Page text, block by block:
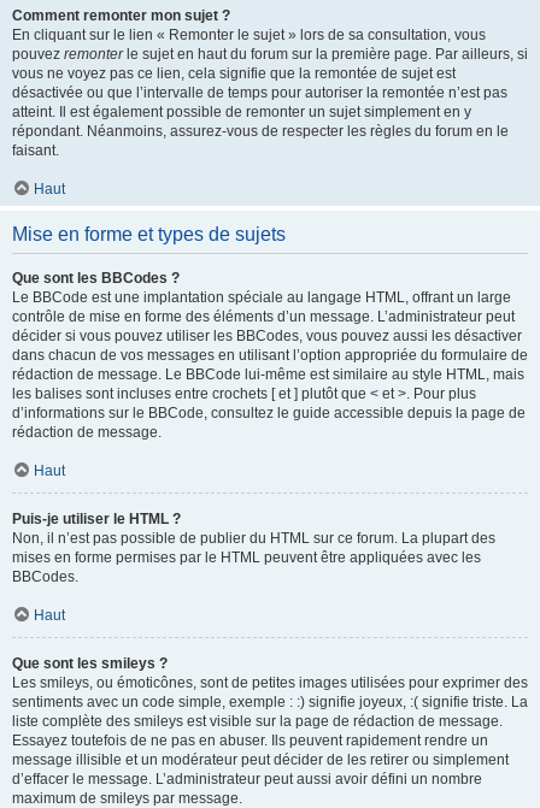
Comment remonter mon sujet ?
En cliquant sur le lien « Remonter le sujet » lors de sa consultation, vous
pouvez remonterle sujet en haut du forum sur la première page. Par ailleurs, si
vous ne voyez pas ce lien, cela signifie que la remontée de sujet est
désactivée ou que l’intervalle de temps pour autoriser la remontée n’est pas
atteint. Il est également possible de remonter un sujet simplement en y
répondant. Néanmoins, assurez-vous de respecter les règles du forum en le
faisant.
Haut
Mise en forme et types de sujets
Que sont les BBCodes ?
Le BBCode est une implantation spéciale au langage HTML, offrant un large
contrôle de mise en forme des éléments d’un message. L’administrateur peut
décider si vous pouvez utiliser les BBCodes, vous pouvez aussi les désactiver
dans chacun de vos messages en utilisant l’option appropriée du formulaire de
rédaction de message. Le BBCode lui-même est similaire au style HTML, mais
les balises sont incluses entre crochets [ et ] plutôt que < et >. Pour plus
d’informations sur le BBCode, consultez le guide accessible depuis la page de
rédaction de message.
Haut
Puis-je utiliser le HTML ?
Non, il n’est pas possible de publier du HTML sur ce forum. La plupart des
mises en forme permises par le HTML peuvent être appliquées avec les
BBCodes.
Haut
Que sont les smileys ?
Les smileys, ou émoticônes, sont de petites images utilisées pour exprimer des
sentiments avec un code simple, exemple : :) signifie joyeux, :( signifie triste. La
liste complète des smileys est visible sur la page de rédaction de message.
Essayez toutefois de ne pas en abuser. Ils peuvent rapidement rendre un
message illisible et un modérateur peut décider de les retirer ou simplement
d’effacer le message. L’administrateur peut aussi avoir défini un nombre
maximum de smileys par message.